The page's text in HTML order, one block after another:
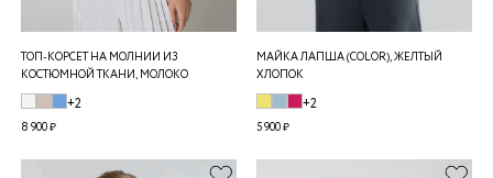
ТОП-КОРСЕТ НА МОЛНИИ ИЗ
КОСТЮМНОЙ ТКАНИ, МОЛОКО
+2
8 900 ₽
МАЙКА ЛАПША (COLOR), ЖЕЛТЫЙ
ХЛОПОК
+2
5 900 ₽